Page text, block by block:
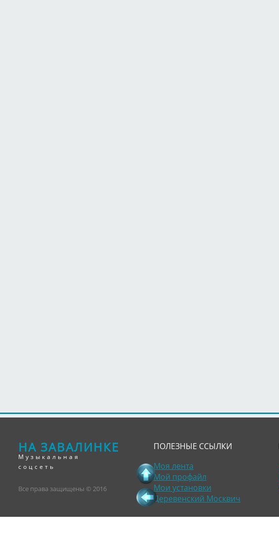
НА ЗАВАЛИНКЕ
Музыкальная
соцсеть
Все права защищены © 2016
ПОЛЕЗНЫЕ ССЫЛКИ
Моя лента
Мой профайл
Мои установки
Деревенский Москвич